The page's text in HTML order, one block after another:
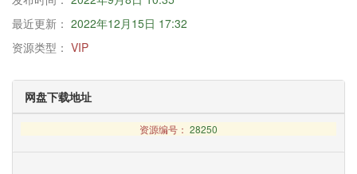
最近更新： 2022年12月15日 17:32
资源类型： VIP
网盘下载地址
资源编号： 28250